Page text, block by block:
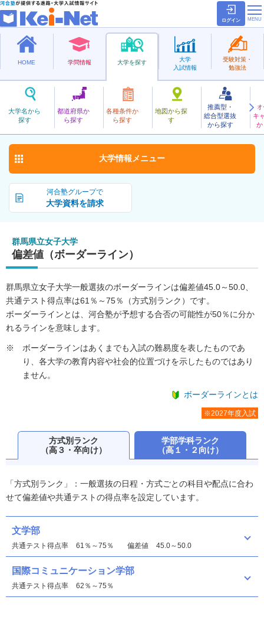
ログイン
HOME 学問情報 大学を探す
大学名から
探す
都道府県か
ら探す
各種条件か
ら探す
地図から探
す
推薦型・
総合型選抜
から探す
キ
か
大学
入試情報
受験対策・
勉強法
公立
ぐんまけんりつじょし
群馬県立女子大学 お気に入り
河合塾グループで
大学資料を請求
大学情報 メニュー
群馬県立女子大学
偏差値（ボーダーライン）
群馬県立女子大学一般選抜のボーダーラインは偏差値45.0～50.0、
共通テスト得点率は61％～75％（方式別ランク）です。
ボーダーラインとは、河合塾が予想する合否の可能性が50％に分か
れるラインを意味します。
ボーダーラインはあくまでも入試の難易度を表したものであ
り、各大学の教育内容や社会的位置づけを示したものではあり
ません。
ボーダーラインとは
※2027年度入試
方式別ランク
（高３・卒向け）
学部学科ランク
（高１・２向け）
「方式別ランク」：一般選抜の日程・方式ごとの科目や配点に合わ
せて偏差値や共通テストの得点率を設定しています。
文学部
共通テスト得点率 61％～75％ 偏差値 45.0～50.0
国際コミュニケーション学部
共通テスト得点率 62％～75％